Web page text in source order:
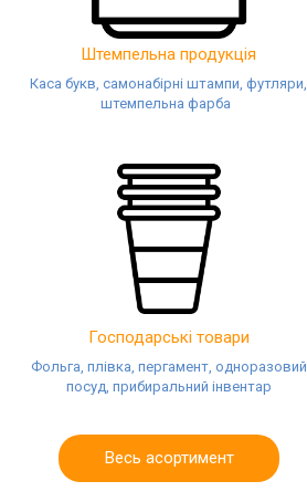
Штемпельна продукція
Каса букв, самонабірні штампи, футляри,
штемпельна фарба
Господарські товари
Фольга, плівка, пергамент, одноразовий
посуд, прибиральний інвентар
Весь асортимент